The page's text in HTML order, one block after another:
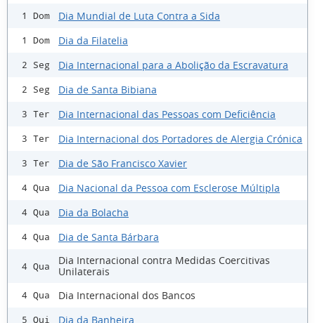
1 Dom Dia Mundial de Luta Contra a Sida
1 Dom Dia da Filatelia
2 Seg Dia Internacional para a Abolição da Escravatura
2 Seg Dia de Santa Bibiana
3 Ter Dia Internacional das Pessoas com Deficiência
3 Ter Dia Internacional dos Portadores de Alergia Crónica
3 Ter Dia de São Francisco Xavier
4 Qua Dia Nacional da Pessoa com Esclerose Múltipla
4 Qua Dia da Bolacha
4 Qua Dia de Santa Bárbara
4 Qua
Dia Internacional contra Medidas Coercitivas
Unilaterais
4 Qua Dia Internacional dos Bancos
5 Qui Dia da Banheira